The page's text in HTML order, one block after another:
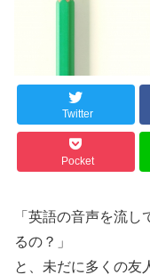
Twitter
Pocket
「英語の音声を流
るの？」
と、未だに多くの友